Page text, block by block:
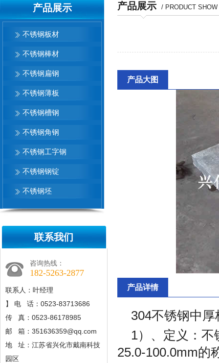
产品展示
不锈钢板材
不锈钢棒材
不锈钢扁钢
不锈钢薄板
不锈钢槽钢
不锈钢角钢
不锈钢工字钢
不锈钢钢锭
不锈钢坯
联系我们
咨询热线：
182-5263-2877
联系人：叶经理
】 电 话：0523-83713686
传 真：0523-86178985
邮 箱：351636359@qq.com
地 址：江苏省兴化市戴南科技
园区
产品展示 / PRODUCT SHOW​
产品大图
产品详情
304不锈钢中厚
1）、定义：
25.0-100.0mm的